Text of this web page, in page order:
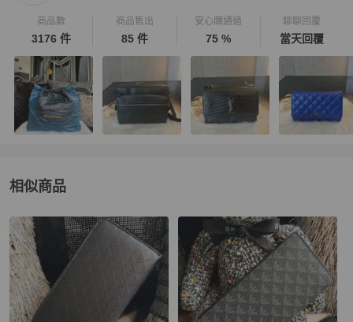
商品數
3176 件
商品售出
85 件
安心購通過
75 %
聊聊回覆
當天回覆
相似商品
更多相似Armani男士錢包 / 小皮件推薦精品